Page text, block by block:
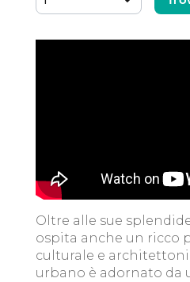
Oltre alle sue
ospita anche un ricco
culturale e
urbano è adornato da